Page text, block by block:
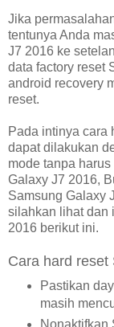
Jika
tentunya Anda
J7 2016 ke
data factory reset
android recovery
reset.
Pada intinya cara
dapat dilakukan
mode tanpa
Galaxy J7 2016,
Samsung Galaxy
silahkan lihat dan
2016 berikut ini.
Cara hard reset
Pastikan
masih